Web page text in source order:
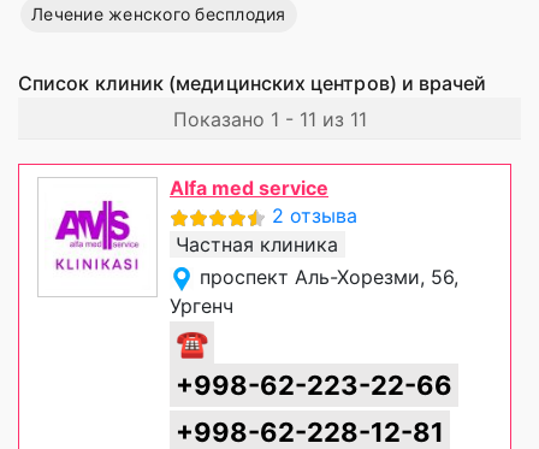
Лечение женского бесплодия
Список клиник (медицинских центров) и врачей
Показано 1 - 11 из 11
Alfa med service
2 отзыва
Частная клиника
проспект Аль-Хорезми, 56,
Ургенч
☎
+998-62-223-22-66
+998-62-228-12-81